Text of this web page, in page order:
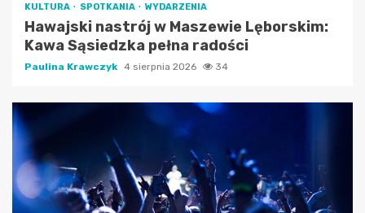
KULTURA SPOTKANIA WYDARZENIA
Hawajski nastrój w Maszewie Lęborskim:
Kawa Sąsiedzka pełna radości
Paulina Krawczyk 4 sierpnia 2026 34